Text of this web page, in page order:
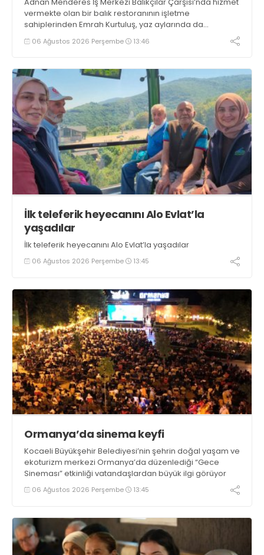
vermekte olan bir balık restoranının işletme
sahiplerinden Emrah Kurtuluş, yaz aylarında da
tezgahlarda taze balık bulunduğunu ifade ederek “Yıl
boyunca tezgahlarda taze balık bulmak mümkün
06 Ağustos 2026 Perşembe 13:46
İlk teleferik heyecanını Alo Evlat’la
yaşadılar
İlk teleferik heyecanını Alo Evlat’la yaşadılar
06 Ağustos 2026 Perşembe 13:45
Ormanya’da sinema keyfi
Kocaeli Büyükşehir Belediyesi’nin şehrin doğal yaşam ve
ekoturizm merkezi Ormanya’da düzenlediği “Gece
Sineması” etkinliği vatandaşlardan büyük ilgi görüyor
06 Ağustos 2026 Perşembe 13:45